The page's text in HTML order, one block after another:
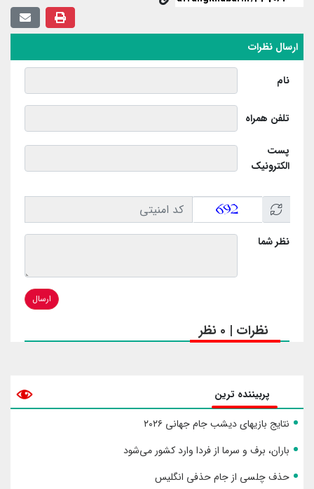
ارسال نظرات
نام
تلفن همراه
پست
الکترونیک
نظر شما
ارسال
نظرات | 0 نظر
پربیننده ترین
نتایج بازیهای دیشب جام جهانی ۲۰۲۶
باران، برف و سرما از فردا وارد کشور می‌شود
حذف چلسی از جام حذفی انگلیس